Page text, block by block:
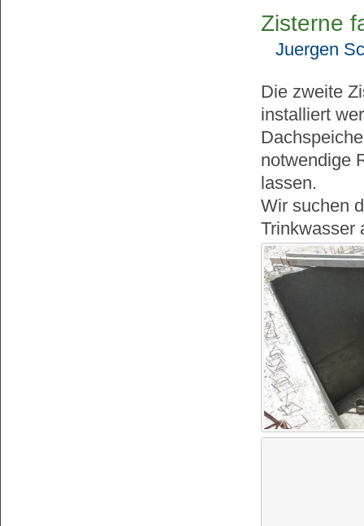
Zisterne
Juergen
Die zweite
installiert
notwendige
lassen.
Wir suchen
Trinkwasser